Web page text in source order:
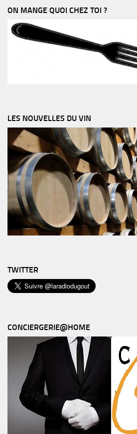
ON MANGE QUOI CHEZ TOI ?
LES NOUVELLES DU VIN
TWITTER
CONCIERGERIE@HOME